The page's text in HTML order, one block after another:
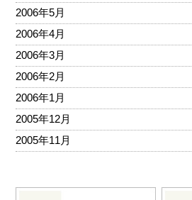
2006年5月
2006年4月
2006年3月
2006年2月
2006年1月
2005年12月
2005年11月